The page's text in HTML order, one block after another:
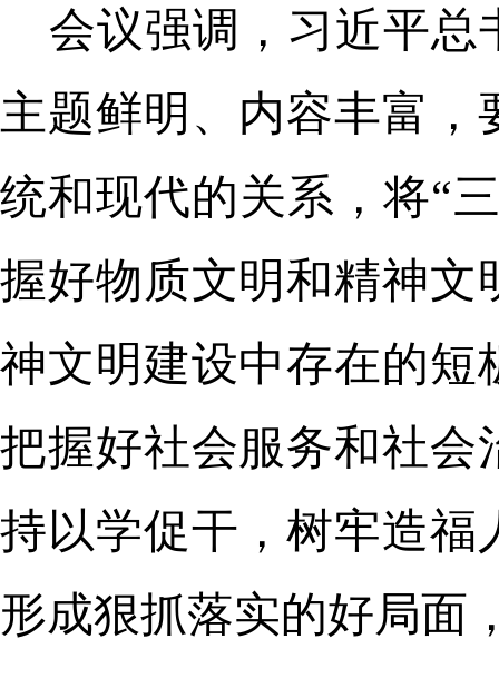
会议强调，习近平总
主题鲜明、内容丰富
统和现代的关系，将“
握好物质文明和精神文
神文明建设中存在的短
把握好社会服务和社会
持以学促干，树牢造福
形成狠抓落实的好局面